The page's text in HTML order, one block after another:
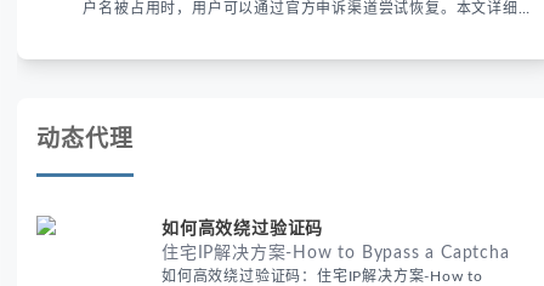
户名被占用时，用户可以通过官方申诉渠道尝试恢复。本文详细解
账号安全。
动态代理
如何高效绕过验证码
住宅IP解决方案-How to Bypass a Captcha
如何高效绕过验证码：住宅IP解决方案-How to